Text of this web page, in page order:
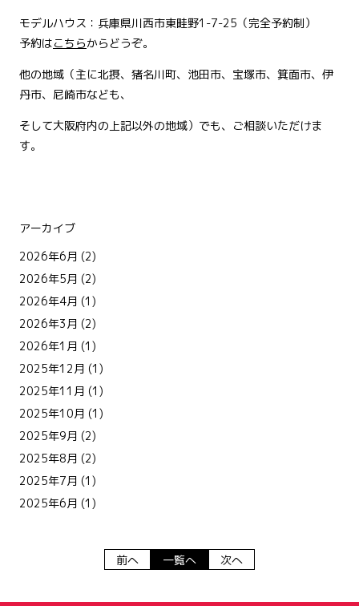
アーカイブ
2026年6月 (2)
2026年5月 (2)
2026年4月 (1)
2026年3月 (2)
2026年1月 (1)
2025年12月 (1)
2025年11月 (1)
2025年10月 (1)
2025年9月 (2)
2025年8月 (2)
2025年7月 (1)
2025年6月 (1)
モデルハウス：兵庫県川西市東畦野1-7-25（完全予約制）
予約はこちらからどうぞ。
他の地域（主に北摂、猪名川町、池田市、宝塚市、箕面市、伊
丹市、尼崎市なども、
そして大阪府内の上記以外の地域）でも、ご相談いただけま
す。
前へ 一覧へ 次へ